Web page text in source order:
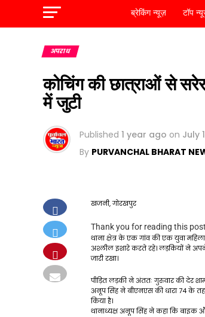
ब्रेकिंग न्यूज़ टॉप
अपराध
कोचिंग की छात्राओं से
में जुटी
Published 1 year ago on July
By PURVANCHAL BHARAT
खजनी, गोरखपुर
Thank you for reading this
थाना क्षेत्र के एक गांव की एक युवा
अश्लील इशारे करते रहे। लड़कियों ने
जारी रखा।
पीड़ित लड़की ने अंततः गुरुवार की देर
अनूप सिंह ने बीएनएस की धारा 74 के
किया है।
थानाध्यक्ष अनूप सिंह ने कहा कि बाइक